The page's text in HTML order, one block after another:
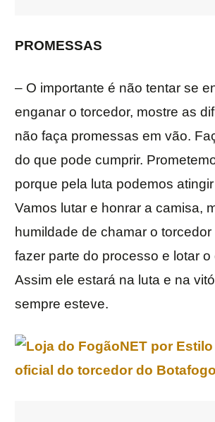
PROMESSAS
– O importante é não tentar se
enganar o torcedor, mostre as
não faça promessas em vão.
do que pode cumprir.
porque pela luta podemos
Vamos lutar e honrar a camisa,
humildade de chamar o
fazer parte do processo e lotar o
Assim ele estará na luta e na
sempre esteve.